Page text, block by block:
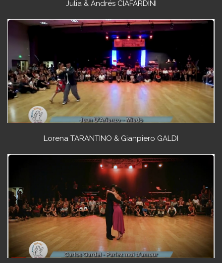
Julia & Andrés CIAFARDINI
Lorena TARANTINO & Gianpiero GALDI